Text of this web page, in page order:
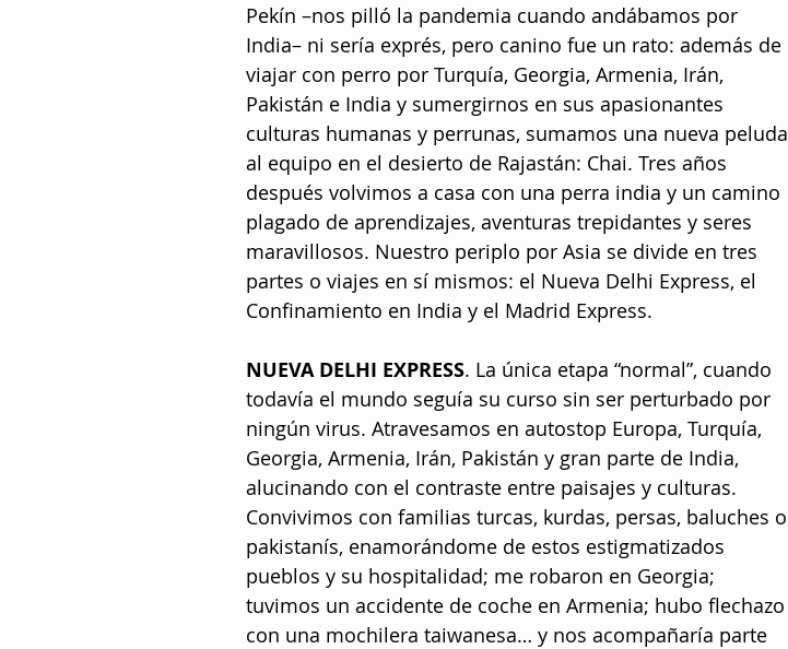
Pekín –nos pilló la pandemia cuando andábamos por
India– ni sería exprés, pero canino fue un rato: además de
viajar con perro por Turquía, Georgia, Armenia, Irán,
Pakistán e India y sumergirnos en sus apasionantes
culturas humanas y perrunas, sumamos una nueva peluda
al equipo en el desierto de Rajastán: Chai. Tres años
después volvimos a casa con una perra india y un camino
plagado de aprendizajes, aventuras trepidantes y seres
maravillosos. Nuestro periplo por Asia se divide en tres
partes o viajes en sí mismos: el Nueva Delhi Express, el
Confinamiento en India y el Madrid Express.
NUEVA DELHI EXPRESS. La única etapa “normal”, cuando
todavía el mundo seguía su curso sin ser perturbado por
ningún virus. Atravesamos en autostop Europa, Turquía,
Georgia, Armenia, Irán, Pakistán y gran parte de India,
alucinando con el contraste entre paisajes y culturas.
Convivimos con familias turcas, kurdas, persas, baluches o
pakistanís, enamorándome de estos estigmatizados
pueblos y su hospitalidad; me robaron en Georgia;
tuvimos un accidente de coche en Armenia; hubo flechazo
con una mochilera taiwanesa… y nos acompañaría parte